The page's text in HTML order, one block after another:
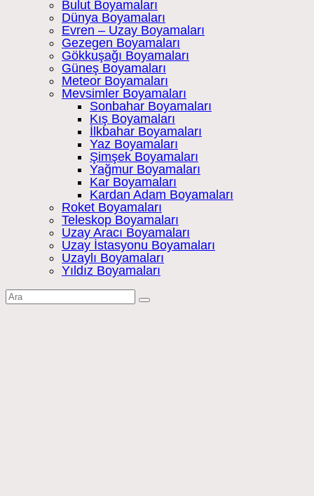
Bulut Boyamaları
Dünya Boyamaları
Evren – Uzay Boyamaları
Gezegen Boyamaları
Gökkuşağı Boyamaları
Güneş Boyamaları
Meteor Boyamaları
Mevsimler Boyamaları
Sonbahar Boyamaları
Kış Boyamaları
İlkbahar Boyamaları
Yaz Boyamaları
Şimşek Boyamaları
Yağmur Boyamaları
Kar Boyamaları
Kardan Adam Boyamaları
Roket Boyamaları
Teleskop Boyamaları
Uzay Aracı Boyamaları
Uzay İstasyonu Boyamaları
Uzaylı Boyamaları
Yıldız Boyamaları